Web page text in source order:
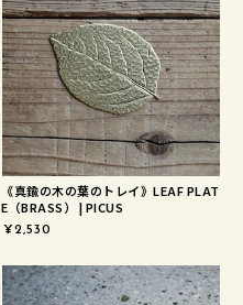
《真鍮の木の葉のトレイ》LEAF PLAT
E（BRASS） | PICUS
¥2,530